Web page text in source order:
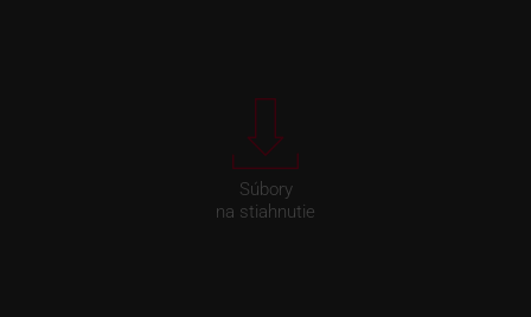
Súbory
na stiahnutie